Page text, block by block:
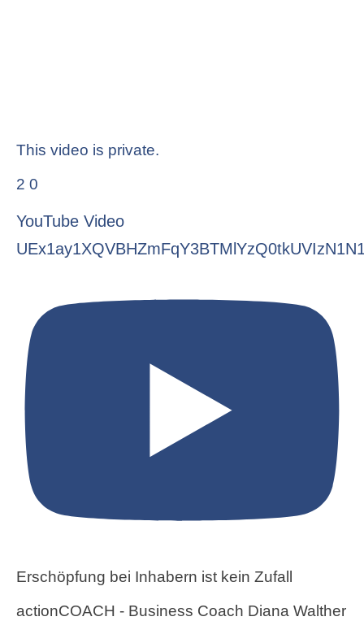
This video is private.
2 0
YouTube Video
Erschöpfung bei Inhabern ist kein Zufall
actionCOACH - Business Coach Diana Walther